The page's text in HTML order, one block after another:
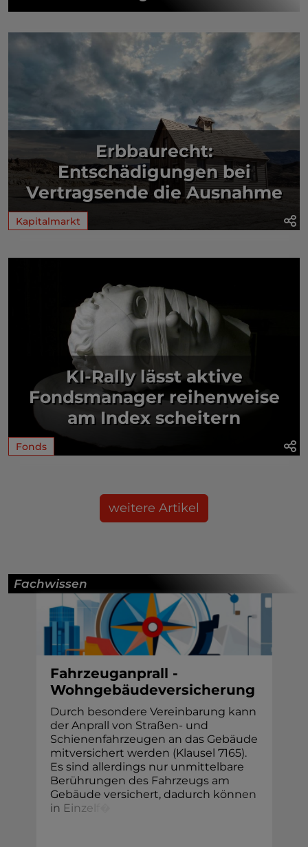
Erbbaurecht:
Entschädigungen bei
Vertragsende die Ausnahme
Kapitalmarkt
KI-Rally lässt aktive
Fondsmanager reihenweise
am Index scheitern
Fonds
weitere Artikel
Fachwissen
Fahrzeuganprall -
Wohngebäudeversicherung
Durch besondere Vereinbarung kann
der Anprall von Straßen- und
Schienenfahrzeugen an das Gebäude
mitversichert werden (Klausel 7165).
Es sind allerdings nur unmittelbare
Berührungen des Fahrzeugs am
Gebäude versichert, dadurch können
in Einze